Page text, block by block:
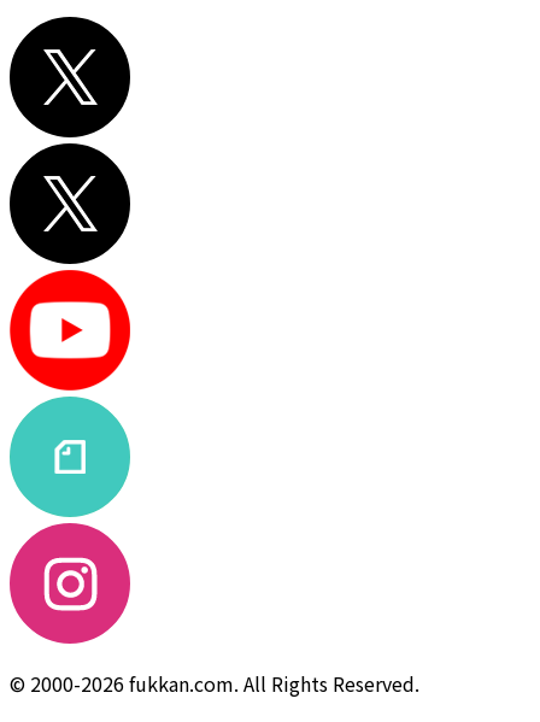
© 2000-2026 fukkan.com. All Rights Reserved.